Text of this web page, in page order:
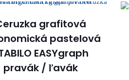
grafitová
pastelová
EASYgraph
pravák / ľavák